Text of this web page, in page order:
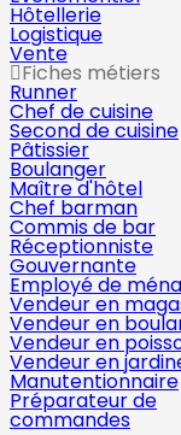
Hôtellerie
Logistique
Vente
Fiches métiers
Runner
Chef de cuisine
Second de cuisine
Pâtissier
Boulanger
Maître d'hôtel
Chef barman
Commis de bar
Réceptionniste
Gouvernante
Employé de
Vendeur en
Vendeur en
Vendeur en
Vendeur en
Manutentionnaire
Préparateur de
commandes